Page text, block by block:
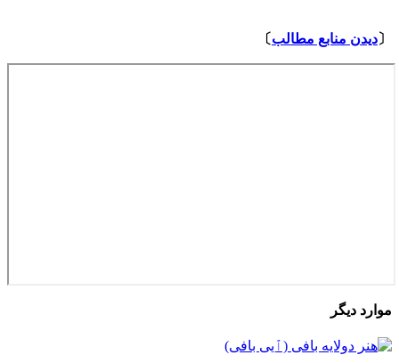
〔دیدن منابع مطالب〕
موارد دیگر